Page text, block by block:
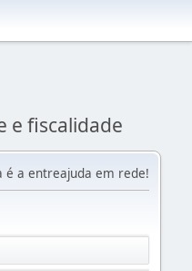
e fiscalidade
é a entreajuda em rede!